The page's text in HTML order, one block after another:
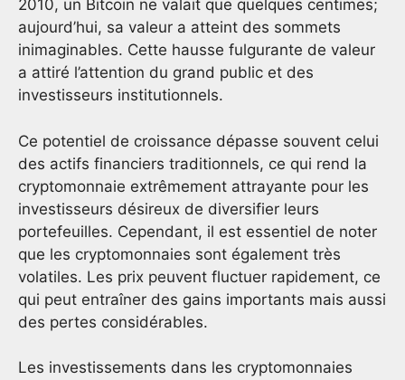
2010, un Bitcoin ne valait que quelques centimes;
aujourd’hui, sa valeur a atteint des sommets
inimaginables. Cette hausse fulgurante de valeur
a attiré l’attention du grand public et des
investisseurs institutionnels.
Ce potentiel de croissance dépasse souvent celui
des actifs financiers traditionnels, ce qui rend la
cryptomonnaie extrêmement attrayante pour les
investisseurs désireux de diversifier leurs
portefeuilles. Cependant, il est essentiel de noter
que les cryptomonnaies sont également très
volatiles. Les prix peuvent fluctuer rapidement, ce
qui peut entraîner des gains importants mais aussi
des pertes considérables.
Les investissements dans les cryptomonnaies